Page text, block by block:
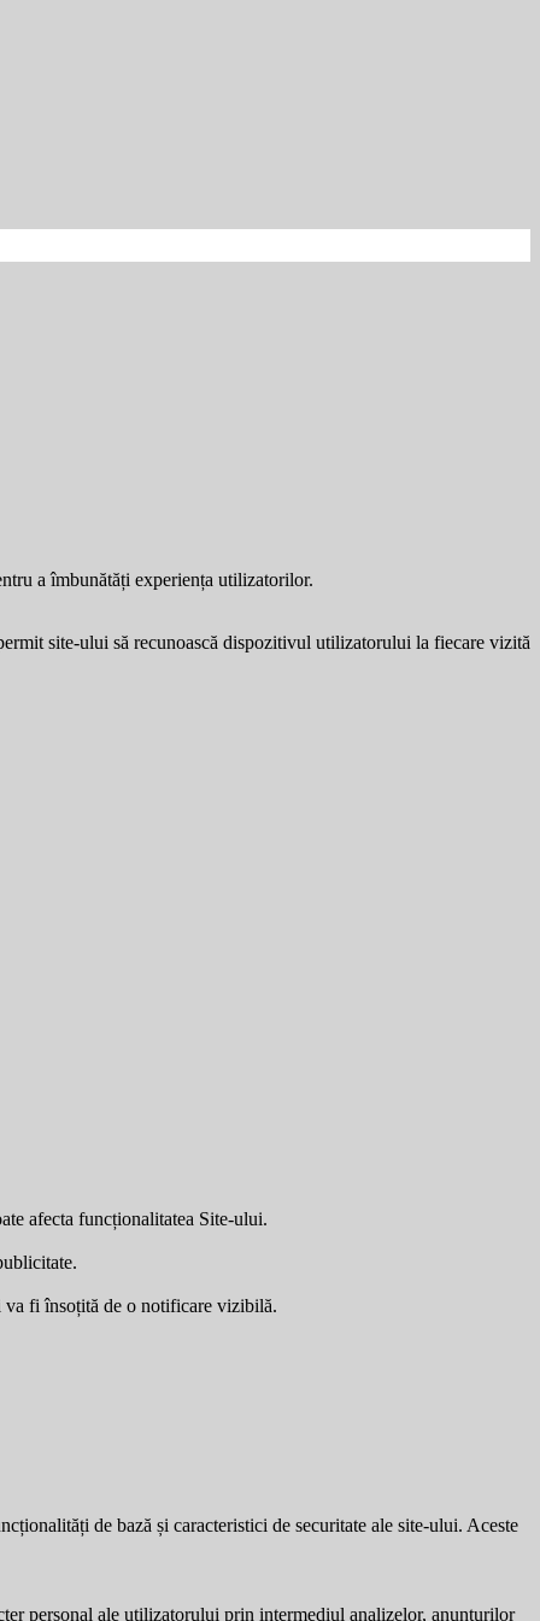
a îmbunătăți experiența utilizatorilor.
site-ului să recunoască dispozitivul utilizatorului la fiecare vizită
afecta funcționalitatea Site-ului.
va fi însoțită de o notificare vizibilă.
de bază și caracteristici de securitate ale site-ului. Aceste
personal ale utilizatorului prin intermediul analizelor, anunțurilor